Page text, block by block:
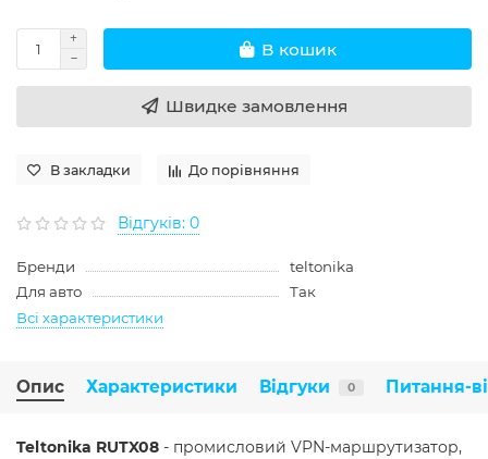
В кошик
Швидке замовлення
В закладки До порівняння
Відгуків: 0
Бренди
teltonika
Для авто
Так
Всі характеристики
Опис Характеристики Відгуки 0 Питання-
Teltonika RUTX08 - промисловий VPN-маршрутизатор,